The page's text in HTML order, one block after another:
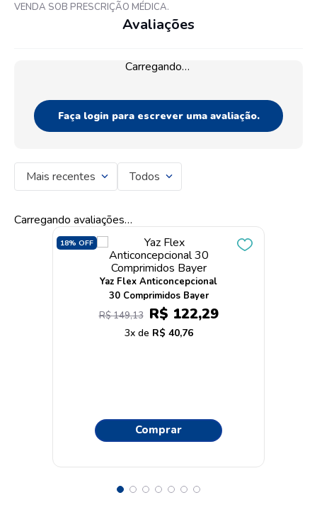
VENDA SOB PRESCRIÇÃO MÉDICA.
Avaliações
Carregando…
Faça login para escrever uma avaliação.
Mais recentes Todos
Carregando avaliações…
18% OFF
Yaz Flex Anticoncepcional
30 Comprimidos Bayer
R$149,13 R$ 122,29
3 R$ 40,76
Comprar